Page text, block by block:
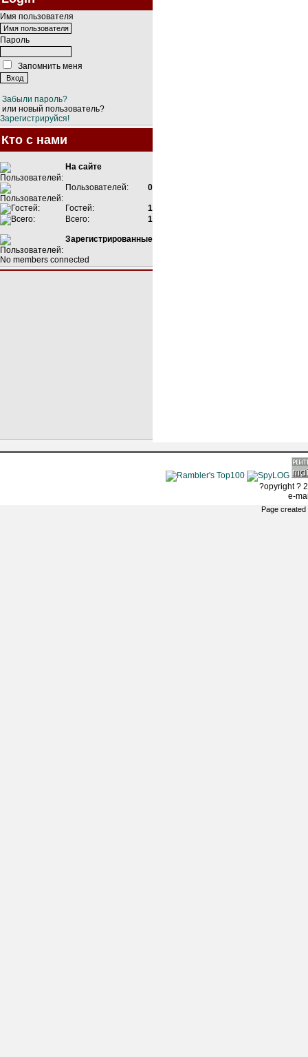
Имя пользователя
Пароль
Запомнить меня
Забыли пароль?
или новый пользователь?
Зарегистрируйся!
Кто с нами
На сайте
Пользователей: 0
Гостей:
1
Всего:
1
Зарегистрированные
No members connected
?opyright ?
e-
Page